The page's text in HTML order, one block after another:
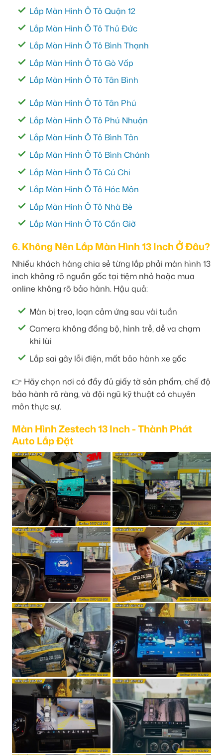
Lắp Màn Hình Ô Tô Quận 12
Lắp Màn Hình Ô Tô Thủ Đức
Lắp Màn Hình Ô Tô Bình Thạnh
Lắp Màn Hình Ô Tô Gò Vấp
Lắp Màn Hình Ô Tô Tân Bình
Lắp Màn Hình Ô Tô Tân Phú
Lắp Màn Hình Ô Tô Phú Nhuận
Lắp Màn Hình Ô Tô Bình Tân
Lắp Màn Hình Ô Tô Bình Chánh
Lắp Màn Hình Ô Tô Củ Chi
Lắp Màn Hình Ô Tô Hóc Môn
Lắp Màn Hình Ô Tô Nhà Bè
Lắp Màn Hình Ô Tô Cần Giờ
6. Không Nên Lắp Màn Hình 13 Inch Ở Đâu?
Nhiều khách hàng chia sẻ từng lắp phải màn hình 13
inch không rõ nguồn gốc tại tiệm nhỏ hoặc mua
online không rõ bảo hành. Hậu quả:
Màn bị treo, loạn cảm ứng sau vài tuần
Camera không đồng bộ, hình trễ, dễ va chạm
khi lùi
Lắp sai gây lỗi điện, mất bảo hành xe gốc
👉 Hãy chọn nơi có đầy đủ giấy tờ sản phẩm, chế độ
bảo hành rõ ràng, và đội ngũ kỹ thuật có chuyên
môn thực sự.
Màn Hình Zestech 13 Inch - Thành Phát
Auto Lắp Đặt